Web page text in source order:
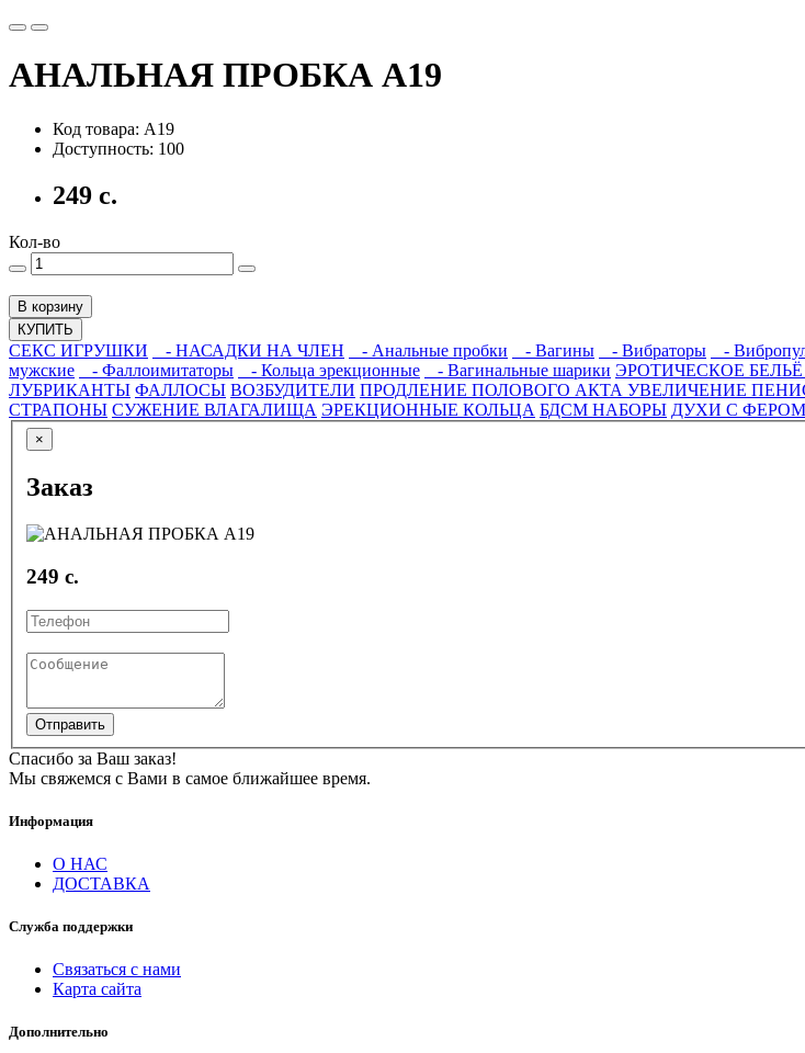
АНАЛЬНАЯ ПРОБКА A19
Код товара: A19
Доступность: 100
249 с.
Кол-во
В корзину
КУПИТЬ
СЕКС ИГРУШКИ - НАСАДКИ НА ЧЛЕН - Анальные пробки - Вагины - Вибраторы -
мужские
- Фаллоимитаторы - Кольца эрекционные - Вагинальные шарики ЭРОТИЧЕСКОЕ БЕЛЬЁ
ЛУБРИКАНТЫ ФАЛЛОСЫ ВОЗБУДИТЕЛИ ПРОДЛЕНИЕ ПОЛОВОГО АКТА УВЕЛИЧЕНИЕ
СТРАПОНЫ СУЖЕНИЕ ВЛАГАЛИЩА ЭРЕКЦИОННЫЕ КОЛЬЦА БДСМ НАБОРЫ ДУХИ С
×
Заказ
249 с.
Отправить
Спасибо за Ваш заказ!
Мы свяжемся с Вами в самое ближайшее время.
Информация
О НАС
ДОСТАВКА
Служба поддержки
Связаться с нами
Карта сайта
Дополнительно